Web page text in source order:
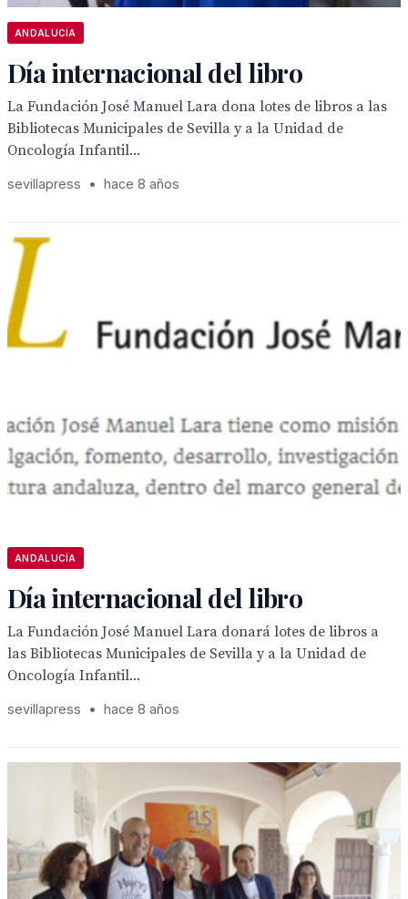
ANDALUCÍA
Día internacional del libro
La Fundación José Manuel Lara dona lotes de libros a las
Bibliotecas Municipales de Sevilla y a la Unidad de
Oncología Infantil...
sevillapress • hace 8 años
ANDALUCÍA
Día internacional del libro
La Fundación José Manuel Lara donará lotes de libros a
las Bibliotecas Municipales de Sevilla y a la Unidad de
Oncología Infantil...
sevillapress • hace 8 años